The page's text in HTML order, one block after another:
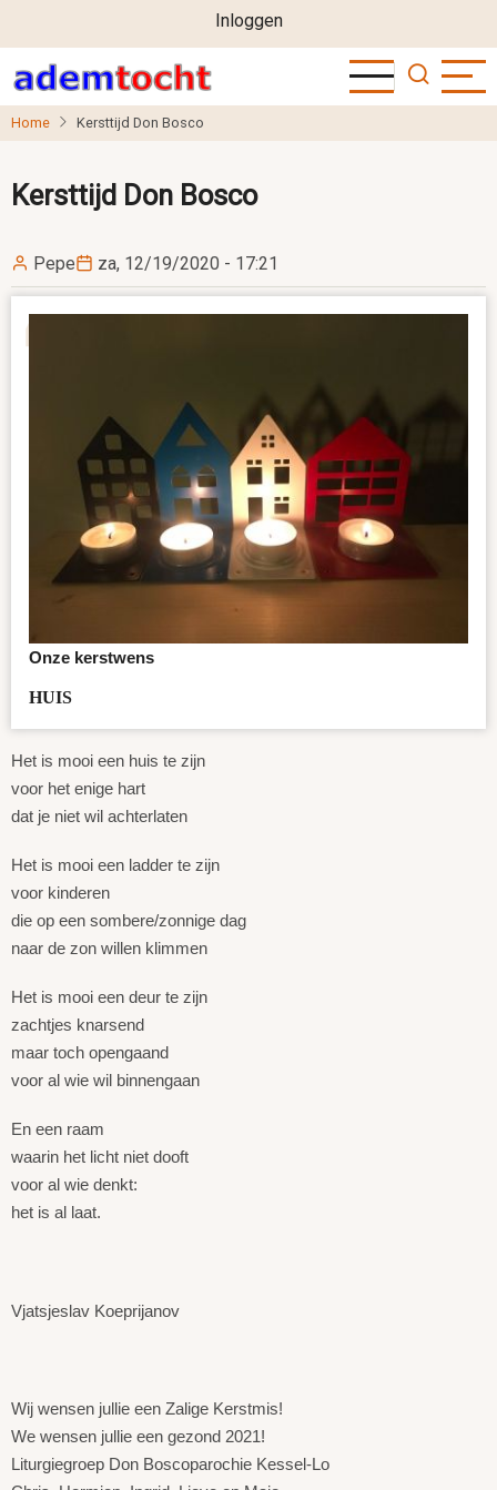
naar
de
inhoud
User
account
menu
Inloggen
Home Kersttijd Don Bosco
Kersttijd Don Bosco
Pepe za, 12/19/2020 - 17:21
Onze kerstwens
HUIS
Het is mooi een huis te zijn
voor het enige hart
dat je niet wil achterlaten
Het is mooi een ladder te zijn
voor kinderen
die op een sombere/zonnige dag
naar de zon willen klimmen
Het is mooi een deur te zijn
zachtjes knarsend
maar toch opengaand
voor al wie wil binnengaan
En een raam
waarin het licht niet dooft
voor al wie denkt:
het is al laat.
Vjatsjeslav Koeprijanov
Wij wensen jullie een Zalige Kerstmis!
We wensen jullie een gezond 2021!
Liturgiegroep Don Boscoparochie Kessel-Lo